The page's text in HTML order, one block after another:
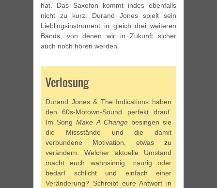
hat. Das Saxofon kommt indes ebenfalls
nicht zu kurz: Durand Jones spielt sein
Lieblingsinstrument in gleich drei weiteren
Bands, von denen wir in Zukunft sicher
auch noch hören werden.
Verlosung
Durand Jones & The Indications haben
den 60s-Motown-Sound perfekt drauf.
Im SongMake A Changebesingen sie
die Missstände und die damit
verbundene Motivation, etwas zu
verändern. Welcher aktuelle Umstand
macht euch wahnsinnig, traurig oder
bedarf schlicht und einfach einer
Veränderung? Schreibt eure Antwort in